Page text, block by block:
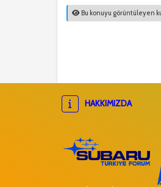
Bu konuyu görüntüleyen
HAKKIMIZDA